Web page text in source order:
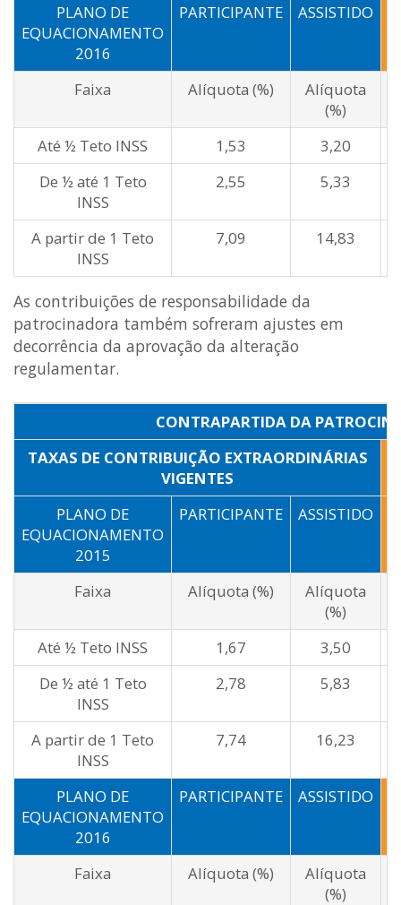
PLANO DE
EQUACIONAMENTO
2016
PARTICIPANTE ASSISTIDO
Faixa Alíquota (%)
Alíquota
(%)
Até ½ Teto INSS 1,53
3,20
De ½ até 1 Teto
INSS
2,55 5,33
A partir de 1 Teto
INSS
7,09 14,83
As contribuições de responsabilidade da
patrocinadora também sofreram ajustes em
decorrência da aprovação da alteração
regulamentar.
CONTRAPARTIDA DA
TAXAS DE CONTRIBUIÇÃO EXTRAORDINÁRIAS
VIGENTES
PLANO DE
EQUACIONAMENTO
2015
PARTICIPANTE ASSISTIDO
Faixa Alíquota (%)
Alíquota
(%)
Até ½ Teto INSS 1,67
3,50
De ½ até 1 Teto
INSS
2,78 5,83
A partir de 1 Teto
INSS
7,74 16,23
PLANO DE
EQUACIONAMENTO
2016
PARTICIPANTE ASSISTIDO
Faixa Alíquota (%)
Alíquota
(%)